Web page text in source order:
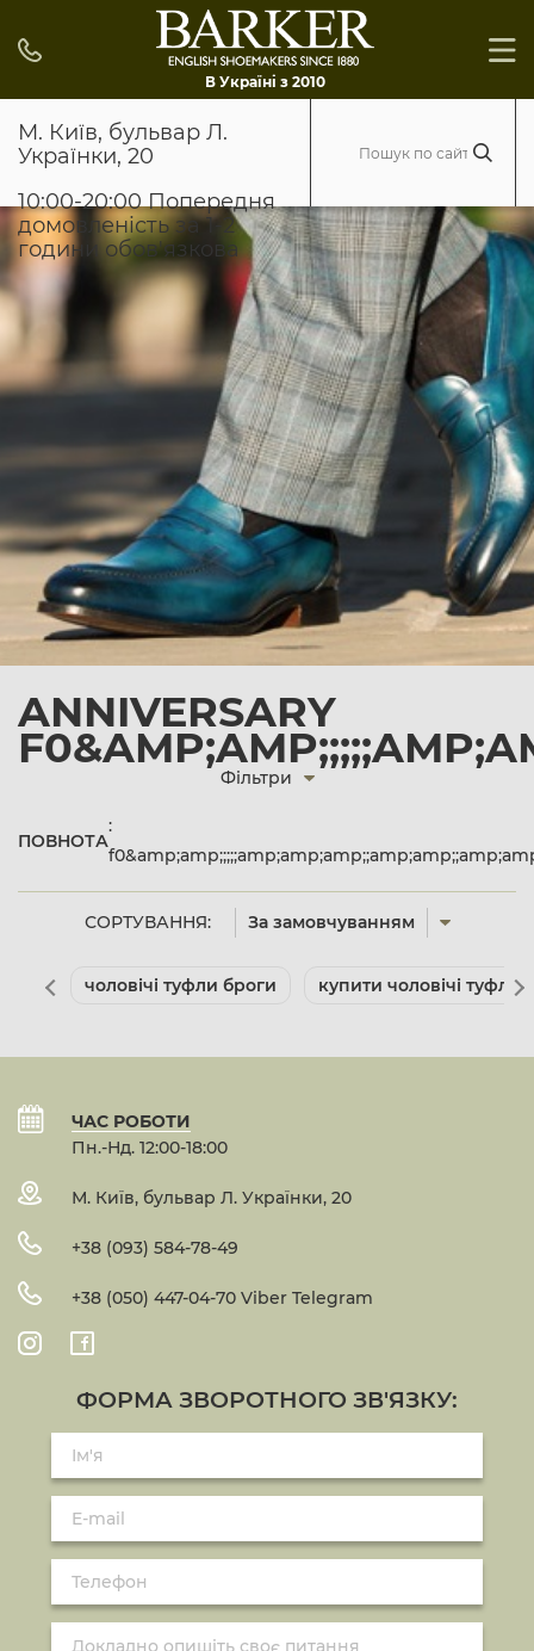
В Україні з 2010
М. Київ, бульвар Л.
Українки, 20
10:00-20:00 Попередня
домовленість за 1-2
години обов'язкова
ANNIVERSARY
СОРТУВАННЯ: За замовчуванням
Фільтри
ПОВНОТА
:
чоловічі туфли броги купити чоловічі туфлі
ЧАС РОБОТИ
Пн.-Нд. 12:00-18:00
М. Київ, бульвар Л. Українки, 20
+38 (093) 584-78-49
+38 (050) 447-04-70 Viber Telegram
ФОРМА ЗВОРОТНОГО ЗВ'ЯЗКУ: